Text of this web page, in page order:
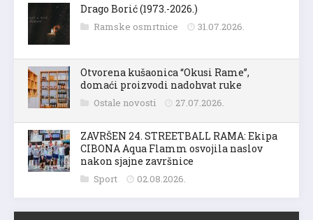
Drago Borić (1973.-2026.)
Ramske osmrtnice 31.07.2026.
Otvorena kušaonica “Okusi Rame”,
domaći proizvodi nadohvat ruke
Ostale novosti 27.07.2026.
ZAVRŠEN 24. STREETBALL RAMA: Ekipa
CIBONA Aqua Flamm osvojila naslov
nakon sjajne završnice
Sport 02.08.2026.